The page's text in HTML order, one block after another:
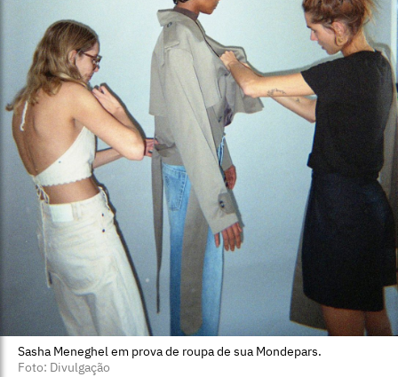
Sasha Meneghel em prova de roupa de sua Mondepars.
Foto: Divulgação